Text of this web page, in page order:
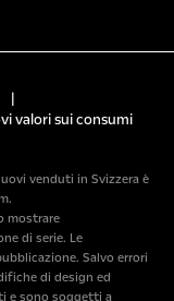
|
valori sui consumi
venduti in Svizzera è
mostrare
di serie. Le
Salvo errori
di design ed
e sono soggetti a